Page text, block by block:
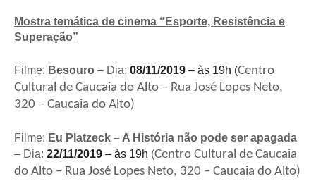
Mostra temática de cinema “Esporte, Resistência e
Superação”
Filme: Besouro – Dia: 08/11/2019 – às 19h (Centro
Cultural de Caucaia do Alto – Rua José Lopes Neto,
320 – Caucaia do Alto)
Filme: Eu Platzeck – A História não pode ser apagada
– Dia: 22/11/2019 – às 19h (Centro Cultural de Caucaia
do Alto – Rua José Lopes Neto, 320 – Caucaia do Alto)